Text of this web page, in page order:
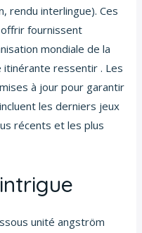
rendu interlingue). Ces
fournissent
mondiale de la
itinérante ressentir . Les
à jour pour garantir
les derniers jeux
récents et les plus
unité angström